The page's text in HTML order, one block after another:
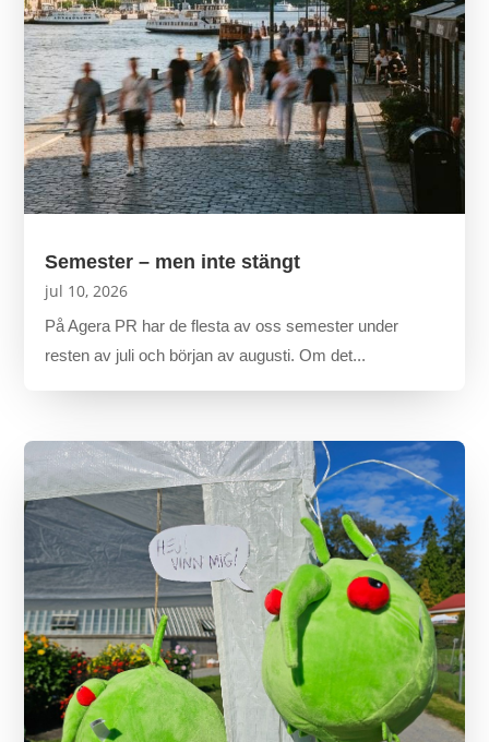
Semester – men inte stängt
jul 10, 2026
På Agera PR har de flesta av oss semester under
resten av juli och början av augusti. Om det...